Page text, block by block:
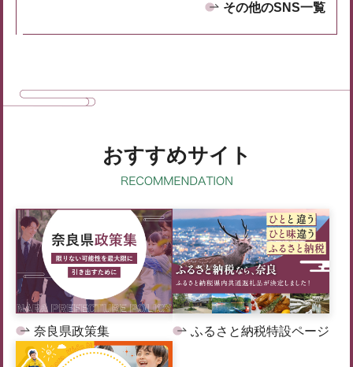
その他のSNS一覧
おすすめサイト
奈良県政策集 ふるさと納税特設ページ